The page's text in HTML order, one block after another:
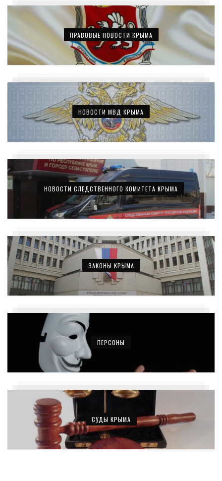
ПРАВОВЫЕ НОВОСТИ КРЫМА
НОВОСТИ МВД КРЫМА
НОВОСТИ СЛЕДСТВЕННОГО КОМИТЕТА КРЫМА
ЗАКОНЫ КРЫМА
ПЕРСОНЫ
СУДЫ КРЫМА